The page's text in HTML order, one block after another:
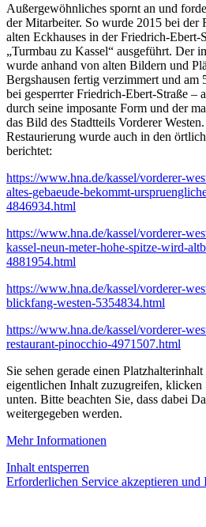
Außergewöhnliches spornt an und
der Mitarbeiter. So wurde 2015 bei der
alten Eckhauses in der Friedrich-Ebert-
„Turmbau zu Kassel“ ausgeführt. Der
wurde anhand von alten Bildern und
Bergshausen fertig verzimmert und am
bei gesperrter Friedrich-Ebert-Straße –
durch seine imposante Form und der
das Bild des Stadtteils Vorderer
Restaurierung wurde auch in den
berichtet:
https://www.hna.de/kassel/vorderer-
altes-gebaeude-bekommt-
4846934.html
https://www.hna.de/kassel/vorderer-
kassel-neun-meter-hohe-spitze-wird-
4881954.html
https://www.hna.de/kassel/vorderer-
blickfang-westen-5354834.html
https://www.hna.de/kassel/vorderer-
restaurant-pinocchio-4971507.html
Sie sehen gerade einen Platzhalterinhalt
eigentlichen Inhalt zuzugreifen, klicken
unten. Bitte beachten Sie, dass dabei
weitergegeben werden.
Mehr Informationen
Inhalt entsperren
Erforderlichen Service akzeptieren und